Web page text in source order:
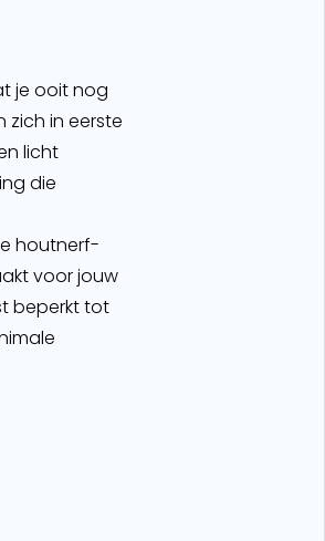
je ooit nog
zich in eerste
licht
die
houtnerf-
voor jouw
beperkt tot